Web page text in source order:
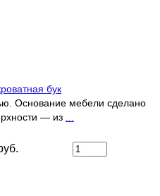
бук
Основание мебели сделано
— из ...